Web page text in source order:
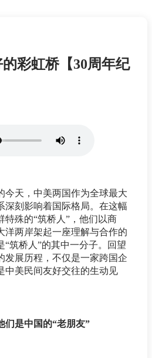
彩虹桥【30周年纪
今天，中美两国作为全球最大
深刻影响着国际格局。在这幅
特殊的“筑桥人”，他们以商
洋两岸架起一座理解与合作的
“筑桥人”的其中一分子。回望
发展历程，不仅是一家跨国企
中美民间友好交往的生动见
们是中国的“老朋友”